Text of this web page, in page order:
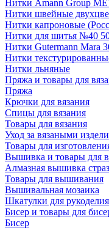
Нитки Amann Group
Нитки швейные
Нитки капроновые
Нитки для шитья №40
Нитки Gutermann Mara
Нитки
Нитки льняные
Пряжа и товары для
Пряжа
Крючки для вязания
Спицы для вязания
Товары для вязания
Уход за вязаными
Товары для
Вышивка и товары для
Алмазная вышивка
Товары для вышивания
Вышивальная мозаика
Шкатулки для рукоделия
Бисер и товары для
Бисер